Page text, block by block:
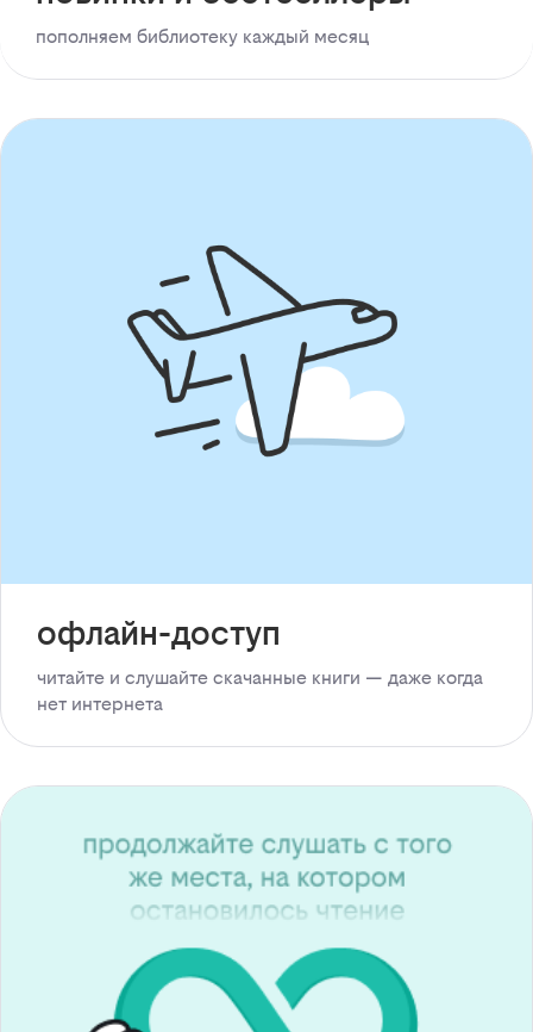
пополняем библиотеку каждый месяц
офлайн-доступ
читайте и слушайте скачанные книги — даже когда
нет интернета